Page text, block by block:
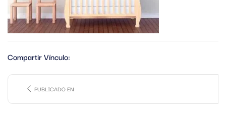
Compartir Vínculo:
PUBLICADO EN